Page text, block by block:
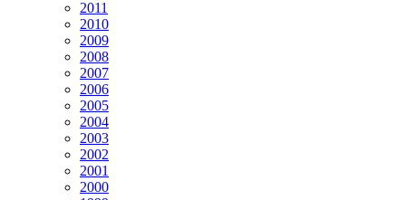
2011
2010
2009
2008
2007
2006
2005
2004
2003
2002
2001
2000